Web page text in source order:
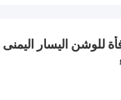
للوشن اليسار